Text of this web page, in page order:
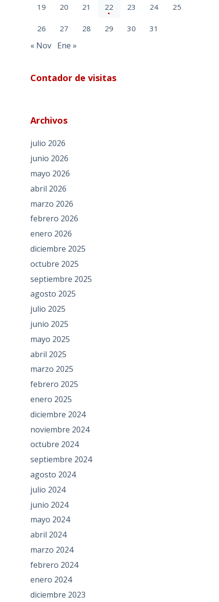
19 20 21 22 23 24 25
26 27 28 29 30 31
« Nov Ene »
Contador de visitas
Archivos
julio 2026
junio 2026
mayo 2026
abril 2026
marzo 2026
febrero 2026
enero 2026
diciembre 2025
octubre 2025
septiembre 2025
agosto 2025
julio 2025
junio 2025
mayo 2025
abril 2025
marzo 2025
febrero 2025
enero 2025
diciembre 2024
noviembre 2024
octubre 2024
septiembre 2024
agosto 2024
julio 2024
junio 2024
mayo 2024
abril 2024
marzo 2024
febrero 2024
enero 2024
diciembre 2023